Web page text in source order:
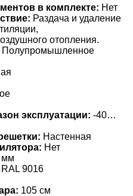
в комплекте: Нет
Раздача и удаление
отопления.
Полупромышленное
эксплуатации: -40…
Настенная
Нет
мм
9016
105 см